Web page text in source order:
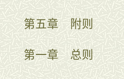
第五章 附则
第一章 总则